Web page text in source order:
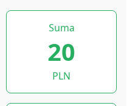
Suma
20
PLN